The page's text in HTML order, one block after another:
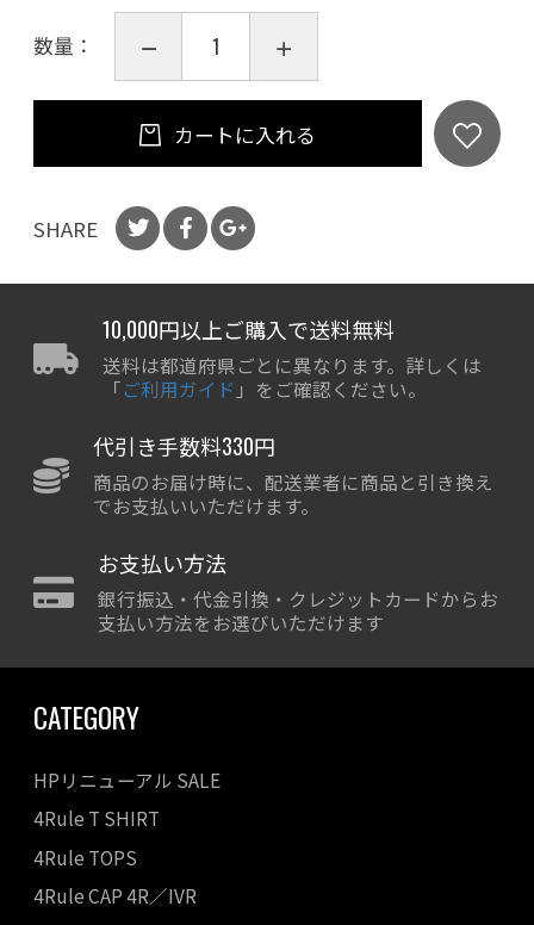
数量：
カートに入れる
SHARE
10,000円以上ご購入で送料無料
送料は都道府県ごとに異なります。詳しくは
「ご利用ガイド 」をご確認ください。
代引き手数料330円
商品のお届け時に、配送業者に商品と引き換え
でお支払いいただけます。
お支払い方法
銀行振込・代金引換・クレジットカードからお
支払い方法をお選びいただけます
CATEGORY
HPリニューアル SALE
4Rule T SHIRT
4Rule TOPS
4Rule CAP 4R／IVR